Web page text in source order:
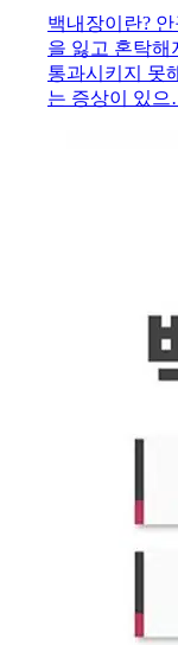
백내장이란?
을 잃고 혼탁해
통과시키지 못
는 증상이 있